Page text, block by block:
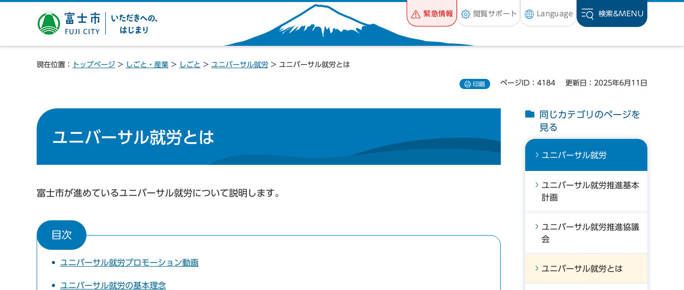
富士市 いただきへの、は
じまり
緊急情報 閲覧サポート Language 検索&MENU
現在位置： トップページ > しごと・産業 > しごと > ユニバーサル就労 > ユニバーサル就労とは
印刷 ページID：4184 更新日：2025年6月11日
ユニバーサル就労とは
富士市が進めているユニバーサル就労について説明します。
目次
ユニバーサル就労プロモーション動画
ユニバーサル就労の基本理念
同じカテゴリのページを
見る
ユニバーサル就労
ユニバーサル就労推進基本
計画
ユニバーサル就労推進協議
会
ユニバーサル就労とは